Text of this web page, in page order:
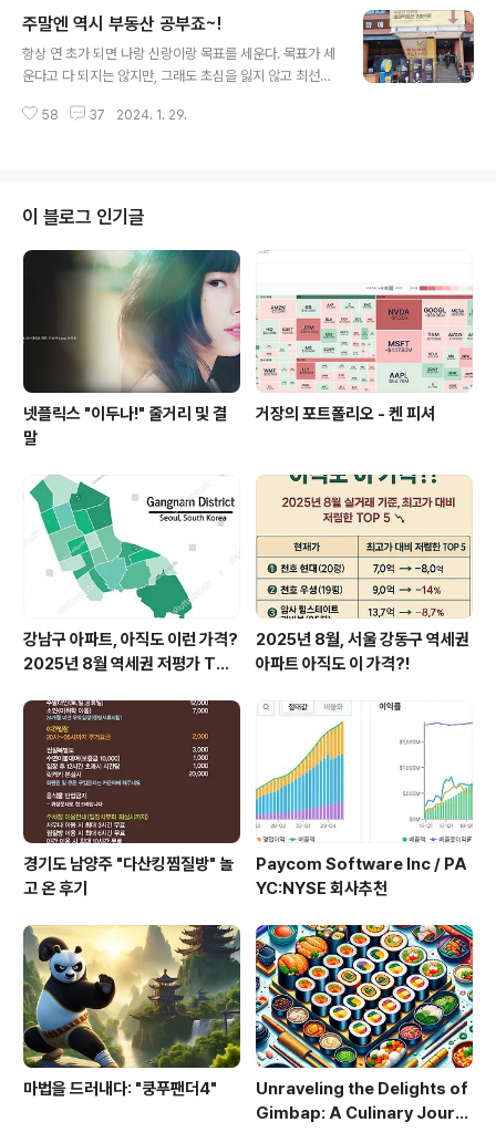
있는 지역이 어디인 지 유추해 볼 수 있다. 이건 일본 도쿄
JR 야마노테션이다. 울나라 GTX 노선도랑 너무 똑같다.
아무리 노재팬을 외쳐도 결국 일본 따라 간다.
주말엔 역시 부동산 공부죠~!
항상 연 초가 되면 나랑 신랑이랑 목표를 세운다. 목표가 세
운다고 다 되지는 않지만, 그래도 초심을 잃지 않고 최선을
다. 한 번은 어렵지만, 두 번, 세 번은 너무 너무 쉽다. 오늘
보다 "엄마, 아빠"가 공부하는 모습을 많이 노출해주기. 정
말 그 거 만큼 무언의 압박을 없을 것이다. 나는 오늘도 부
동산 공부를 한다. 내가 존경하는 당부샘과 이상우샘~!! 나
도 그들의 리그에 들어가고 싶다.!
58 37 2024. 1. 29.
이 블로그 인기글
넷플릭스 "이두나!" 줄거리 및 결
말
거장의 포트폴리오 - 켄 피셔
강남구 아파트, 아직도 이런 가격?
2025년 8월 역세권 저평가 TOP
2025년 8월, 서울 강동구 역세권
아파트 아직도 이 가격?!
경기도 남양주 "다산킹찜질방" 놀
고 온 후기
Paycom Software Inc / PA
YC:NYSE 회사추천
마법을 드러내다: "쿵푸팬더4"
Unraveling the Delights of
Gimbap: A Culinary Journ